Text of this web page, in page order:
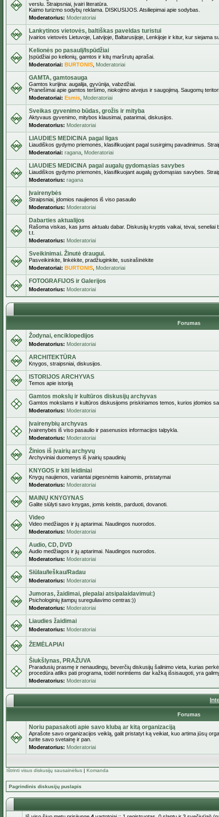
verslu. Straipsniai, įvairi literatūra.
Kaimo turizmo sodybų reklama. DISKUSIJOS. Atsiliepimai apie sodybas.
Moderatorius: Moderatoriai
Lankytinos vietovės, baltiškas paveldas turistui
Įvairios vietovės Lietuvoje, Latvijoje, Baltarusijoje, Lenkijoje ir kitur, kur siejama
Kelionės po pasaulį/Ispūdžiai
Įspūdžiai po kelionių, gamtos ir kitų maršrutų aprašai.
Moderatoriai: BURTONIS Moderatoriai
GAMTA, gamtosauga
Gamtos kurijina: augalija, gyvūnija, vabzdžiai.
Pranešimai apie gamtos teršimo, niokojimo atvejus ir saugojimą. Saugomų
Moderatoriai: Esmis Moderatoriai
Sveikas gyvenimo būdas, grožis ir mityba
Aktyvaus gyvenimo, mitybos klausimai, patarimai, diskusijos.
Moderatorius: Moderatoriai
LIAUDIES MEDICINA pagal ligas
Liaudiškos gydymo priemonės, klasifikuojant pagal susirgimų pavadinimus.
Moderatoriai: ragana Moderatoriai
LIAUDIES MEDICINA pagal augalų gydomąsias savybes
Liaudiškos gydymo priemonės, klasifikuojant augalų gydomąsias savybes.
Moderatorius: ragana
Įvairenybės
Straipsniai, įdomios naujienos iš viso pasaulio
Moderatorius: Moderatoriai
Dabarties aktualijos
Rašoma viskas, kas jums aktualu dabar. Diskusijų kryptis vaikai, tėvai, seneliai
t.t.
Moderatorius: Moderatoriai
Sveikinimai. Žinutė draugui.
Pasveikinkite, linkėkite, pradžiuginkite, susirašinėkite
Moderatoriai: BURTONIS Moderatoriai
FOTOGRAFIJOS ir Galerijos
Moderatorius: Moderatoriai
Forumas
Žodynai, enciklopedijos
Moderatorius: Moderatoriai
ARCHITEKTŪRA
Knygos, straipsniai, diskusijos.
ISTORIJOS ARCHYVAS
Temos apie istoriją
Gamtos mokslų ir kultūros diskusijų archyvas
Gamtos mokslams ir kultūros diskusijoms priskiriamos temos, kurios įdomios
Moderatorius: Moderatoriai
Įvairenybių archyvas
Įvairenybės iš viso pasaulio ir pasenusios informacijos talpykla.
Moderatorius: Moderatoriai
Žinios iš įvairių archyvų
Archyviniai duomenys iš įvairių spaudinių
KNYGOS ir kiti leidiniai
Knygų naujienos, variantai pigesnėmis kainomis, pristatymai
Moderatorius: Moderatoriai
MAINŲ KNYGYNAS
Galite siūlyti savo knygas, jomis keistis, parduoti, dovanoti.
Video
Video medžiagos ir jų aptarimai. Naudingos nuorodos.
Moderatorius: Moderatoriai
Audio, CD, DVD
Audio medžiagos ir jų aptarimai. Naudingos nuorodos.
Moderatorius: Moderatoriai
Siūlau/Ieškau/Radau
Moderatorius: Moderatoriai
Jumoras, žaidimai, plepalai atsipalaidavimui:)
Psichologinių įtampų sureguliavimo centras:))
Moderatorius: Moderatoriai
Liaudies žaidimai
Moderatorius: Moderatoriai
ŽEMĖLAPIAI
Šiukšlynas, PRAŽUVA
Praradusių prasmę ir nenaudingų, beverčių diskusijų šalinimo vieta, kurias
procedūra atliks pati programa, todėl norintiems dar kažką išsisaugoti, yra
Moderatorius: Moderatoriai
Forumas
Noriu papasakoti apie savo klubą ar kitą organizaciją
Aprašote savo organizacijos veiklą, galit pristatyt ką veikiat, kuo artima jūsų
turite savo svetainę ir pan.
Moderatorius: Moderatoriai
Ištrinti visus diskusijų sausainėlius | Komanda
Pagrindinis diskusijų puslapis